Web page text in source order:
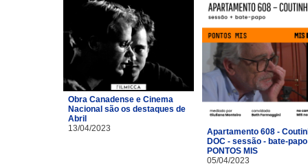
Obra Canadense e Cinema
Nacional são os destaques de
Abril
13/04/2023
Apartamento 608 -
DOC - sessão - bate-
PONTOS MIS
05/04/2023